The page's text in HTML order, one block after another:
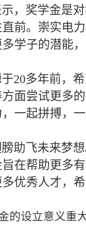
，奖学金是
前。崇实电
学子的潜能
20多年前，
面尝试更多
一起拼搏，
助飞未来梦
在帮助更多
优秀人才，
的设立意义重